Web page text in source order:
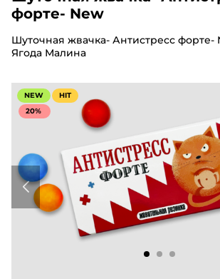
форте- New
Шуточная жвачка- Антистресс форте-
Ягода Малина
NEW
HIT
20%